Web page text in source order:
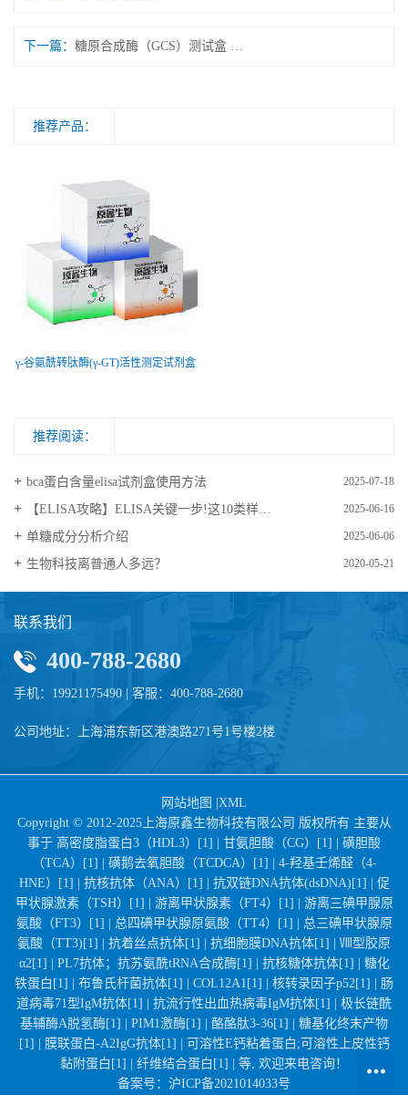
下一篇：
推荐产品：
γ-谷氨酰转肽酶(γ-GT)活性测定试剂盒
推荐阅读：
bca蛋白含量elisa试剂盒使用方法 2025-07-18
【ELISA攻略】ELISA关键一步!这10类样品要如何处理? 2025-06-16
​单糖成分分析介绍 2025-06-06
生物科技离普通人多远？ 2020-05-21
联系我们
400-788-2680
手机：19921175490 | 客服：400-788-2680
公司地址：上海浦东新区港澳路271号1号楼2楼
网站地图 |XML
Copyright © 2012-2025上海原鑫生物科技有限公司 版权所有 主要从
事于 高密度脂蛋白3（HDL3）[1] | 甘氨胆酸（CG）[1] | 磺胆酸
（TCA）[1] | 磺鹅去氧胆酸（TCDCA）[1] | 4-羟基壬烯醛（4-
HNE）[1] | 抗核抗体（ANA）[1] | 抗双链DNA抗体(dsDNA)[1] | 促
甲状腺激素（TSH）[1] | 游离甲状腺素（FT4）[1] | 游离三碘甲腺原
氨酸（FT3）[1] | 总四碘甲状腺原氨酸（TT4）[1] | 总三碘甲状腺原
氨酸（TT3)[1] | 抗着丝点抗体[1] | 抗细胞膜DNA抗体[1] | Ⅷ型胶原
α2[1] | PL7抗体；抗苏氨酰tRNA合成酶[1] | 抗核糖体抗体[1] | 糖化
铁蛋白[1] | 布鲁氏杆菌抗体[1] | COL12A1[1] | 核转录因子p52[1] | 肠
道病毒71型IgM抗体[1] | 抗流行性出血热病毒IgM抗体[1] | 极长链酰
基辅酶A脱氢酶[1] | PIM1激酶[1] | 酪酪肽3-36[1] | 糖基化终末产物
[1] | 膜联蛋白-A2IgG抗体[1] | 可溶性E钙粘着蛋白;可溶性上皮性钙
黏附蛋白[1] | 纤维结合蛋白[1] | 等, 欢迎来电咨询！
备案号： 沪ICP备2021014033号